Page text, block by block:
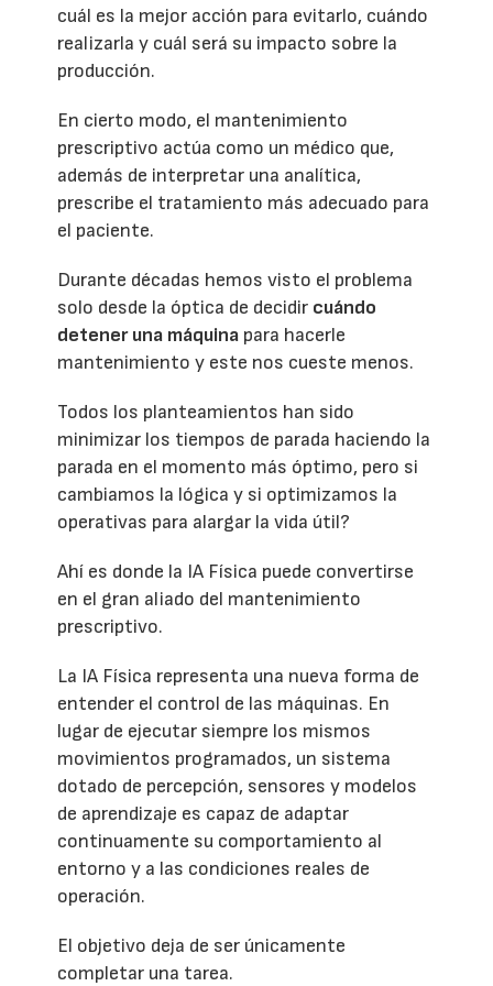
cuál es la mejor acción para evitarlo, cuándo
realizarla y cuál será su impacto sobre la
producción.
En cierto modo, el mantenimiento
prescriptivo actúa como un médico que,
además de interpretar una analítica,
prescribe el tratamiento más adecuado para
el paciente.
Durante décadas hemos visto el problema
solo desde la óptica de decidir cuándo
detener una máquina para hacerle
mantenimiento y este nos cueste menos.
Todos los planteamientos han sido
minimizar los tiempos de parada haciendo la
parada en el momento más óptimo, pero si
cambiamos la lógica y si optimizamos la
operativas para alargar la vida útil?
Ahí es donde la IA Física puede convertirse
en el gran aliado del mantenimiento
prescriptivo.
La IA Física representa una nueva forma de
entender el control de las máquinas. En
lugar de ejecutar siempre los mismos
movimientos programados, un sistema
dotado de percepción, sensores y modelos
de aprendizaje es capaz de adaptar
continuamente su comportamiento al
entorno y a las condiciones reales de
operación.
El objetivo deja de ser únicamente
completar una tarea.